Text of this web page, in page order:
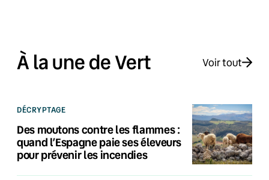
À la une de Vert Voir tout
DÉCRYPTAGE
Des moutons contre les flammes :
quand l’Espagne paie ses éleveurs
pour prévenir les incendies